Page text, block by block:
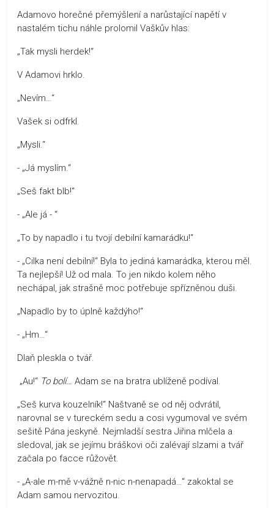
Adamovo horečné přemýšlení a narůstající napětí v
nastalém tichu náhle prolomil Vaškův hlas:
„Tak mysli herdek!“
V Adamovi hrklo.
„Nevím…“
Vašek si odfrkl.
„Mysli.“
- „Já myslím.“
„Seš fakt blb!“
- „Ale já - “
„To by napadlo i tu tvojí debilní kamarádku!“
- „Cilka není debilní!“ Byla to jediná kamarádka, kterou měl.
Ta nejlepší! Už od mala. To jen nikdo kolem něho
nechápal, jak strašně moc potřebuje spřízněnou duši.
„Napadlo by to úplně každýho!“
- „Hm…“
Dlaň pleskla o tvář.
„Au!“ To bolí… Adam se na bratra ublíženě podíval.
„Seš kurva kouzelník!“ Naštvaně se od něj odvrátil,
narovnal se v tureckém sedu a cosi vygumoval ve svém
sešitě Pána jeskyně. Nejmladší sestra Jiřina mlčela a
sledoval, jak se jejímu bráškovi oči zalévají slzami a tvář
začala po facce růžovět.
- „A-ale m-mě v-vážně n-nic n-nenapadá…“ zakoktal se
Adam samou nervozitou.